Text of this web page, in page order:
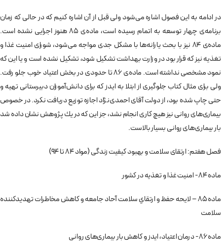
در ادامه به اين فصول اشاره می‌شود ولی قبل از آن اشاره كنيم كه در حالی كه زمان
برنامه‌ی چهار توسعه به اتمام رسيده است، ماده‌ی 85 هنوز اجرايی نشده است.
ماده‌ی 84 نيز با بحث يارانه‌ها با مشكل جدی مواجه می‌شود، شورای امنيت غذا و
تغذيه نيز كه قرار بود در وزارت بهداشت تشكيل شود، تشكيل نشده است و يا اين كه
نمود مشخصی نداشته است. ماده‌ی 86 تا حدودی در بخش اعتياد خوب جلو رفت.
ولی برای مثال كتاب جلوگيری از ابتلا به ايدز كه برای دانش‌آموزان دبيرستانی تهيه و
حتی چاپ شده بود، از دولت آقای احمدی‌نژاد اجازه توزيع دريافت نكرد. در خصوص
بيماری‌های روانی نيز هيچ كاری انجام نشد، جز اين كه در يك پژوهش نشان داده شد
بار بيماری‌های روانی بسيار بالاست.
فصل هفتم: ارتقای سلامت و بهبود كيفيت زندگی (مواد 84 تا 94)
ماده 84- امنيت غذا و تغذيه در كشور
ماده 85 – لايحه حفظ و ارتقاي سلامت آحاد جامعه و كاهش مخاطرات تهديد‌كننده
سلامت
ماده 86- درمان اعتياد، ايدز و كاهش بار بيماری‌های روانی